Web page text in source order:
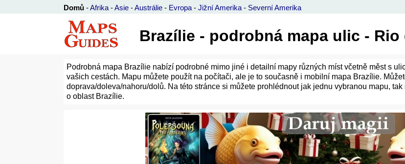
Domů -Afrika -Asie -Austrálie - Evropa - Jižní Amerika - Severní Amerika
Brazílie - podrobná mapa ulic - Rio
Podrobná mapa Brazílie nabízí podrobné mimo jiné i detailní mapy různých míst včetně měst s
vašich cestách. Mapu můžete použít na počítači, ale je to současně i mobilní mapa Brazílie.
doprava/doleva/nahoru/dolů. Na této stránce si můžete prohlédnout jak jednu vybranou mapu,
o oblast Brazílie.